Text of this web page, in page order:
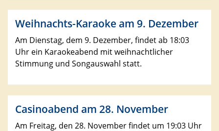
Weihnachts-Karaoke am 9. Dezember
Am Dienstag, dem 9. Dezember, findet ab 18:03
Uhr ein Karaokeabend mit weihnachtlicher
Stimmung und Songauswahl statt.
Casinoabend am 28. November
Am Freitag, den 28. November findet um 19:03 Uhr